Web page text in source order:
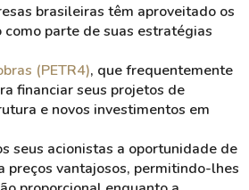
brasileiras têm aproveitado os
como parte de suas estratégias
(PETR4), que frequentemente
financiar seus projetos de
e novos investimentos em
seus acionistas a oportunidade de
preços vantajosos, permitindo-lhes